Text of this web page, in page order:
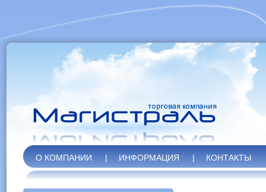
О КОМПАНИИ | ИНФОРМАЦИЯ | КОНТАКТЫ